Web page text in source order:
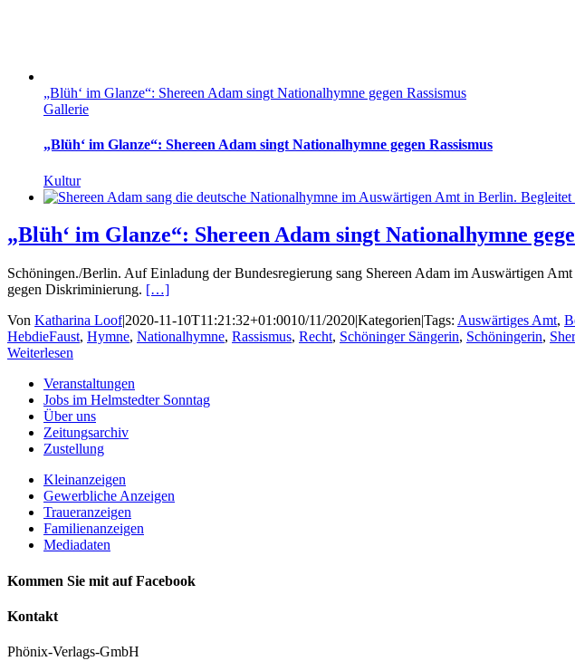
„Blüh‘ im Glanze“: Shereen Adam singt Nationalhymne gegen Rassismus
Gallerie
„Blüh‘ im Glanze“: Shereen Adam singt Nationalhymne gegen Rassismus
Kultur
„Blüh‘ im Glanze“: Shereen Adam singt Nationalhymne
Schöningen./Berlin. Auf Einladung der Bundesregierung sang Shereen Adam im Auswärtigen
gegen Diskriminierung. […]
Von Katharina Loof|2020-11-10T11:21:32+01:0010/11/2020|Kategorien|Tags: Auswärtiges Amt,
HebdieFaust, Hymne, Nationalhymne, Rassismus, Recht, Schöninger Sängerin, Schöningerin,
Weiterlesen
Veranstaltungen
Jobs im Helmstedter Sonntag
Über uns
Zeitungsarchiv
Zustellung
Kleinanzeigen
Gewerbliche Anzeigen
Traueranzeigen
Familienanzeigen
Mediadaten
Kommen Sie mit auf Facebook
Kontakt
Phönix-Verlags-GmbH